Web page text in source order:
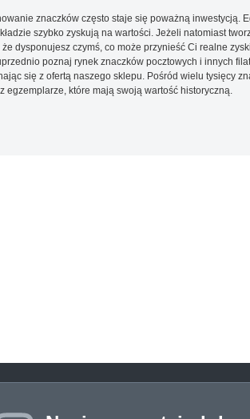
znaczków często staje się poważną inwestycją.
szybko zyskują na wartości. Jeżeli natomiast
dysponujesz czymś, co może przynieść Ci realne
poznaj rynek znaczków pocztowych i innych
się z ofertą naszego sklepu. Pośród wielu tysięcy
egzemplarze, które mają swoją wartość historyczną.